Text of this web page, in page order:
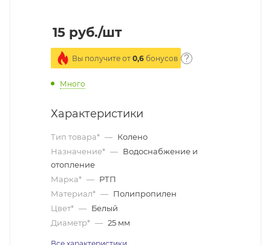
15 руб./шт
Вы получите от 0,6 бонусов
Много
Характеристики
Тип товара* — Колено
Назначение* — Водоснабжение и
отопление
Марка* — РТП
Материал* — Полипропилен
Цвет* — Белый
Диаметр* — 25 мм